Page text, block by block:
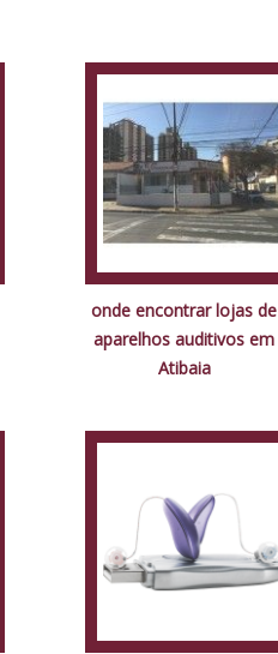
onde encontrar lojas de
aparelhos auditivos em
Atibaia